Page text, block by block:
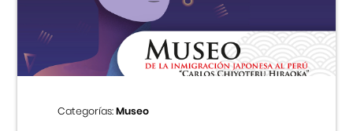
Centro Cultural Peruano Japonés
Cursos
Museo de la Inmigración Japonesa
Categorías:Museo